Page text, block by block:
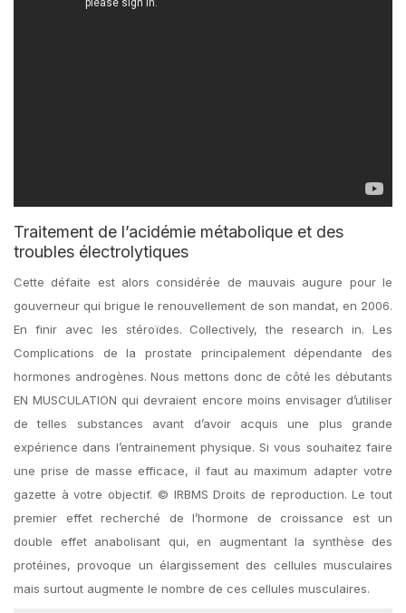
Traitement de l’acidémie métabolique et des
troubles électrolytiques
Cette défaite est alors considérée de mauvais augure pour le
gouverneur qui brigue le renouvellement de son mandat, en 2006.
En finir avec les stéroïdes. Collectively, the research in. Les
Complications de la prostate principalement dépendante des
hormones androgènes. Nous mettons donc de côté les débutants
EN MUSCULATION qui devraient encore moins envisager d’utiliser
de telles substances avant d’avoir acquis une plus grande
expérience dans l’entrainement physique. Si vous souhaitez faire
une prise de masse efficace, il faut au maximum adapter votre
gazette à votre objectif. © IRBMS Droits de reproduction. Le tout
premier effet recherché de l’hormone de croissance est un
double effet anabolisant qui, en augmentant la synthèse des
protéines, provoque un élargissement des cellules musculaires
mais surtout augmente le nombre de ces cellules musculaires.